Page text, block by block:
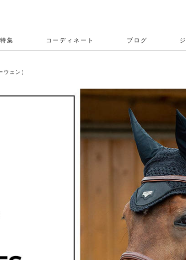
特集 コーディネート ブログ
ェン）